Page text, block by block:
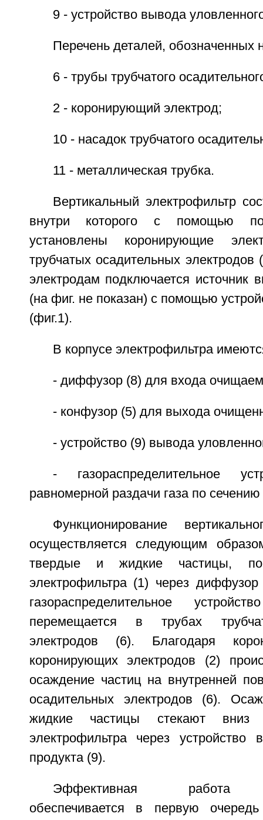
9 - устройство вывода
Перечень деталей, обозначенных
6 - трубы трубчатого
2 - коронирующий электрод;
10 - насадок трубчатого
11 - металлическая трубка.
Вертикальный электрофильтр
внутри которого с помощью
установлены коронирующие
трубчатых осадительных
электродам подключается источник
(на фиг. не показан) с помощью
(фиг.1).
В корпусе электрофильтра
- диффузор (8) для входа
- конфузор (5) для выхода
- устройство (9) вывода
- газораспределительное
равномерной раздачи газа по
Функционирование
осуществляется следующим
твердые и жидкие частицы,
электрофильтра (1) через
газораспределительное
перемещается в трубах
электродов (6). Благодаря
коронирующих электродов (2)
осаждение частиц на внутренней
осадительных электродов (6).
жидкие частицы стекают
электрофильтра через устройство
продукта (9).
Эффективная работа
обеспечивается в первую